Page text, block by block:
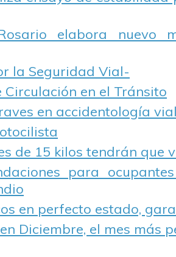
elabora nuevo
la Seguridad Vial-
Circulación en el Tránsito
en accidentología
de 15 kilos tendrán que
para
en perfecto estado,
Diciembre, el mes más